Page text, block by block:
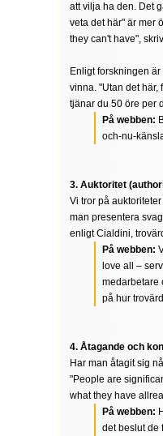
att vilja ha den. Det
veta det här" är mer
they can't have",
Enligt forskningen
vinna. "Utan det här,
tjänar du 50 öre per
På webben:
och-nu-
3. Auktoritet
Vi tror på
man presentera
enligt Cialdini,
På webben:
love all –
medarbetare
på hur
4. Åtagande och
Har man åtagit sig
"People are
what they have
På webben:
det beslut de